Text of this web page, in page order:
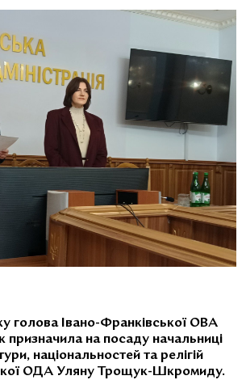
голова Івано-Франківської ОВА
призначила на посаду начальниці
національностей та релігій
ОДА Уляну Трощук-Шкромиду.